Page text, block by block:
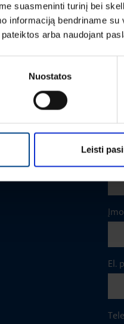
suasmeninti turinį bei
informaciją bendriname
arba naudojant
Nuostatos
Leisti
El.